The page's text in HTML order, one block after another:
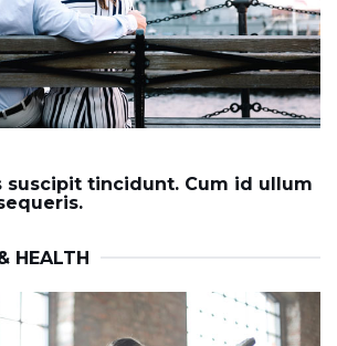
suscipit tincidunt. Cum id ullum
HEALTH